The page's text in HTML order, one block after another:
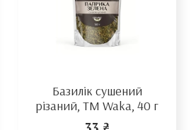
Базилік сушений
різаний, TM Waka, 40 г